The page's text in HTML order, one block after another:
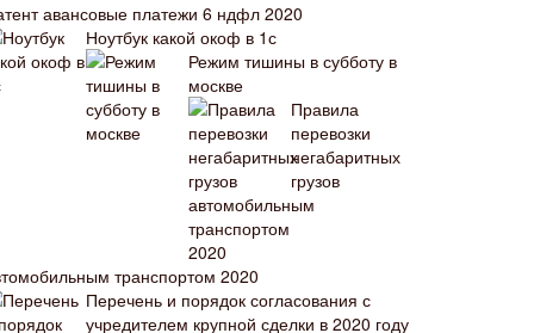
авансовые платежи 6 ндфл 2020
Ноутбук какой окоф в 1с
Режим тишины в субботу в
москве
Правила
перевозки
негабаритных
грузов
транспортом 2020
Перечень и порядок согласования с
учредителем крупной сделки в 2020 году